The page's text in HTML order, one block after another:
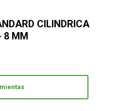
CILINDRICA
8 MM